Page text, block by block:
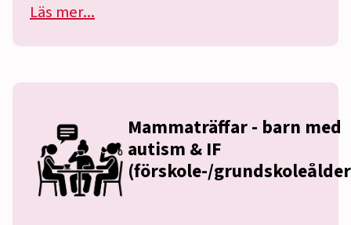
Läs mer...
Mammaträffar - barn med
autism & IF
(förskole-/